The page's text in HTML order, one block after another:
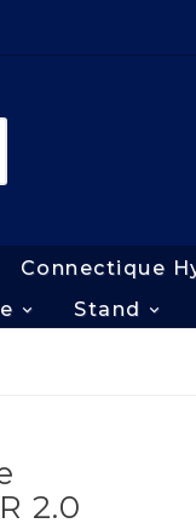
Connectique
Stand
2.0